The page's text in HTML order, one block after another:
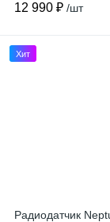
12 990 ₽ /шт
Хит
Радиодатчик